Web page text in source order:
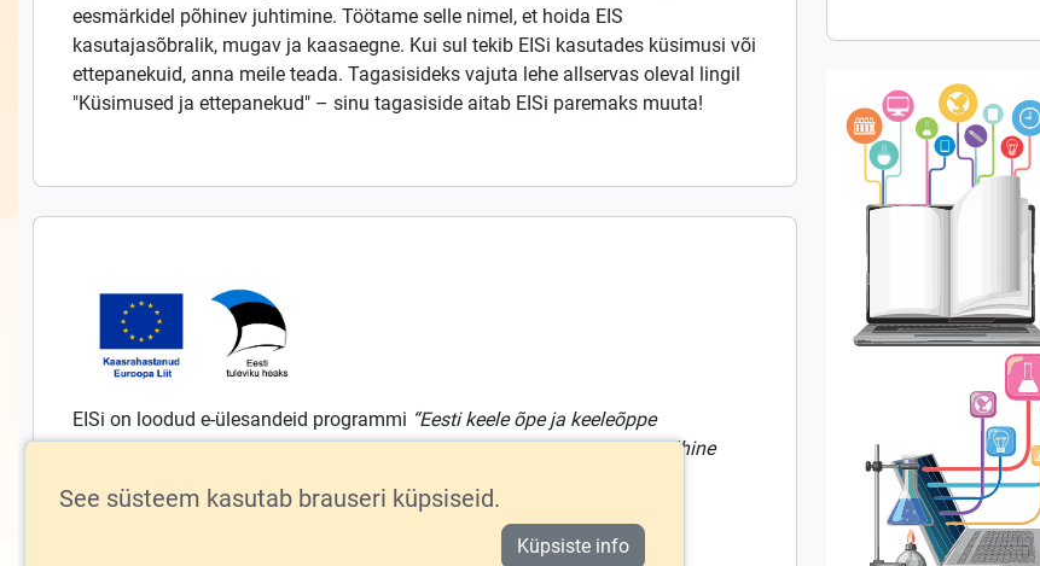
eesmärkidel põhinev juhtimine. Töötame selle nimel, et hoida EIS
kasutajasõbralik, mugav ja kaasaegne. Kui sul tekib EISi kasutades küsimusi või
ettepanekuid, anna meile teada. Tagasisideks vajuta lehe allservas oleval lingil
"Küsimused ja ettepanekud" – sinu tagasiside aitab EISi paremaks muuta!
EISi on loodud e-ülesandeid programmi “Eesti keele õpe ja keeleõppe
arendamine”vahenditest alates 2023.aastast ning tegevuse„Teaduspõhine
hindamine, personaalsed õpiteed ja õpianalüütika“
See süsteem kasutab brauseri küpsiseid.
Küpsiste info